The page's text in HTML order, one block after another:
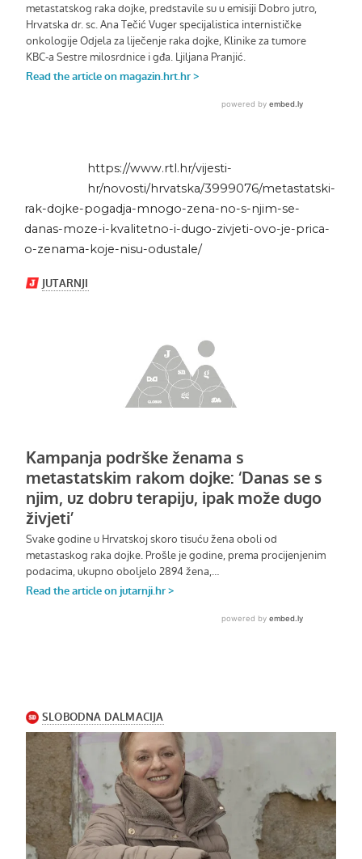
https://www.rtl.hr/vijesti-
hr/novosti/hrvatska/3999076/metastatski-
rak-dojke-pogadja-mnogo-zena-no-s-njim-se-
danas-moze-i-kvalitetno-i-dugo-zivjeti-ovo-je-prica-
o-zenama-koje-nisu-odustale/